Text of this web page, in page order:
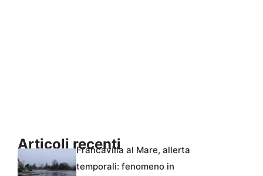
Articoli recentiFrancavilla al Mare, allerta
temporali: fenomeno in